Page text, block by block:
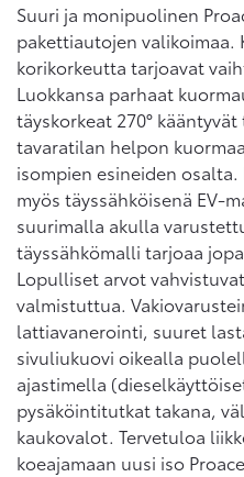
Suuri ja monipuolinen
pakettiautojen valikoimaa.
korikorkeutta tarjoavat
Luokkansa parhaat
täyskorkeat 270°
tavaratilan helpon
isompien esineiden osalta.
myös täyssähköisenä EV-
suurimalla akulla
täyssähkömalli tarjoaa
Lopulliset arvot
valmistuttua.
lattiavanerointi, suuret
sivuliukuovi oikealla
ajastimella
pysäköintitutkat takana,
kaukovalot. Tervetuloa
koeajamaan uusi iso